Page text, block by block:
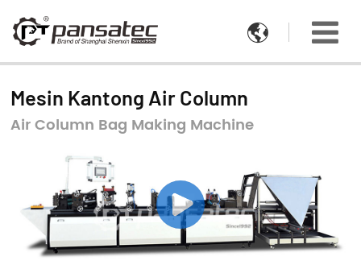

Mesin Kantong Air Column
Air Column Bag Making Machine